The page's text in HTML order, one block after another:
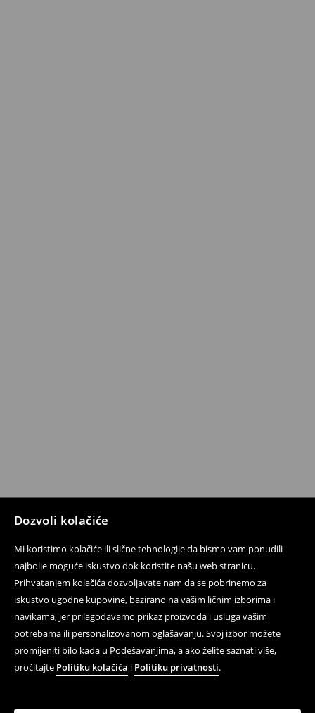
Dozvoli kolačiće
Mi koristimo kolačiće ili slične tehnologije da bismo vam ponudili
najbolje moguće iskustvo dok koristite našu web stranicu.
Prihvatanjem kolačića dozvoljavate nam da se pobrinemo za
iskustvo ugodne kupovine, bazirano na vašim ličnim izborima i
navikama, jer prilagođavamo prikaz proizvoda i usluga vašim
potrebama ili personalizovanom oglašavanju. Svoj izbor možete
promijeniti bilo kada u Podešavanjima, a ako želite saznati više,
pročitajte Politiku kolačića i Politiku privatnosti.